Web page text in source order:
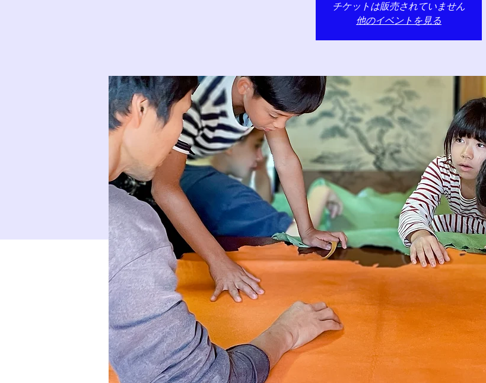
チケットは販売されていません
他のイベントを見る